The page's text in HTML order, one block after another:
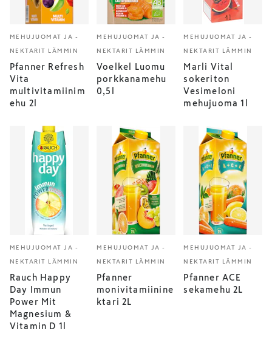
MEHUJUOMAT JA -
NEKTARIT LÄMMIN
Pfanner Refresh
Vita
multivitamiinim
ehu 2l
MEHUJUOMAT JA -
NEKTARIT LÄMMIN
Voelkel Luomu
porkkanamehu
0,5l
MEHUJUOMAT JA -
NEKTARIT LÄMMIN
Marli Vital
sokeriton
Vesimeloni
mehujuoma 1l
MEHUJUOMAT JA -
NEKTARIT LÄMMIN
Rauch Happy
Day Immun
Power Mit
Magnesium &
Vitamin D 1l
MEHUJUOMAT JA -
NEKTARIT LÄMMIN
Pfanner
monivitamiinine
ktari 2L
MEHUJUOMAT JA -
NEKTARIT LÄMMIN
Pfanner ACE
sekamehu 2L